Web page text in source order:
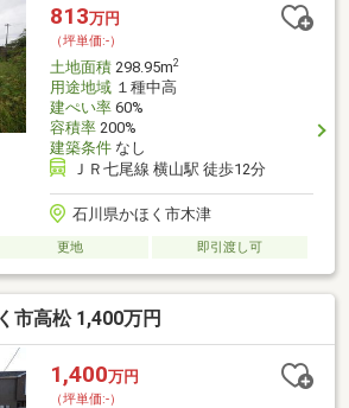
813万円
（坪単価:-）
土地面積298.95m2
用途地域１種中高
建ぺい率60%
容積率200%
建築条件なし
ＪＲ七尾線 横山駅 徒歩12分
石川県かほく市木津
更地 即引渡し可
市高松 1,400万円
1,400万円
（坪単価:-）